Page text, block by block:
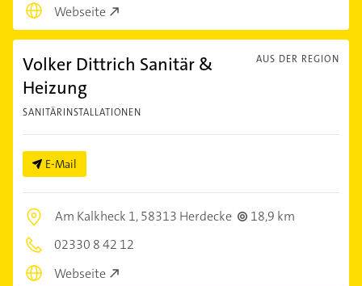
Webseite
AUS DER REGION
Volker Dittrich Sanitär &
Heizung
SANITÄRINSTALLATIONEN
E-Mail
Am Kalkheck 1,58313 Herdecke
18,9 km
02330 8 42 12
Webseite